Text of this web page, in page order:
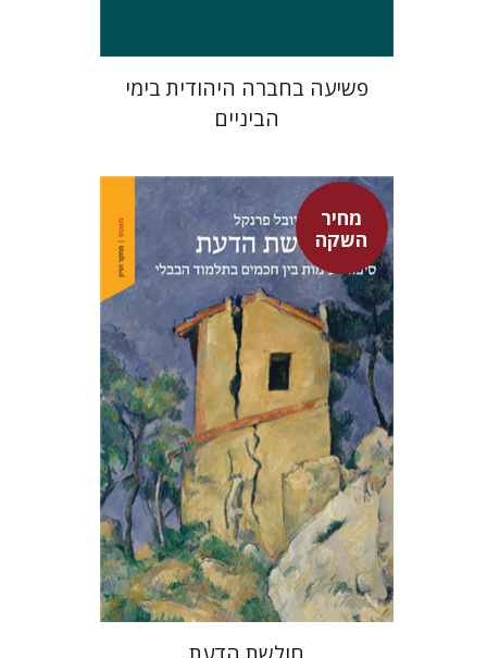
פשיעה בחברה היהודית בימי
הביניים
מחיר
השקהיובל פרנקל
מחיר השקה
$46
$32